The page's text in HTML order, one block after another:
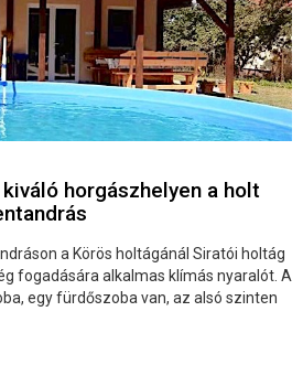
horgászhelyen a holt
a Körös holtágánál Siratói holtág
fogadására alkalmas klímás nyaralót. A
egy fürdőszoba van, az alsó szinten